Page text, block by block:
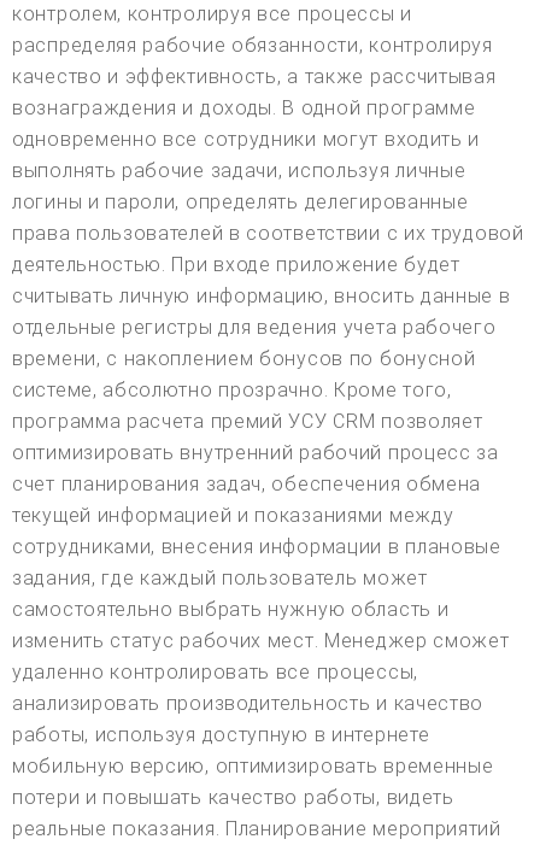
контролем, контролируя все процессы и
распределяя рабочие обязанности, контролируя
качество и эффективность, а также рассчитывая
вознаграждения и доходы. В одной программе
одновременно все сотрудники могут входить и
выполнять рабочие задачи, используя личные
логины и пароли, определять делегированные
права пользователей в соответствии с их трудовой
деятельностью. При входе приложение будет
считывать личную информацию, вносить данные в
отдельные регистры для ведения учета рабочего
времени, с накоплением бонусов по бонусной
системе, абсолютно прозрачно. Кроме того,
программа расчета премий УСУ CRM позволяет
оптимизировать внутренний рабочий процесс за
счет планирования задач, обеспечения обмена
текущей информацией и показаниями между
сотрудниками, внесения информации в плановые
задания, где каждый пользователь может
самостоятельно выбрать нужную область и
изменить статус рабочих мест. Менеджер сможет
удаленно контролировать все процессы,
анализировать производительность и качество
работы, используя доступную в интернете
мобильную версию, оптимизировать временные
потери и повышать качество работы, видеть
реальные показания. Планирование мероприятий